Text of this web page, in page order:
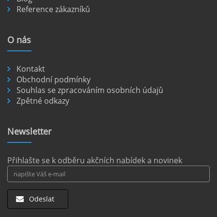
nejlépe prozkoumáte autem. Veškerá
Pronájem auta na letišti Berlín.
Letiště Berlín Brandenburg (BER) je hlavním
dopravním uzlem pro cestovatele mířící do
okolních regionech bez omezení, pronájem
číst :celý článek
Reference zákazníků
O nás
Kontakt
Obchodní podmínky
Souhlas se zpracováním osobních údajů
Zpětné odkazy
Newsletter
Přihlašte se k odběru akčních nabídek a novinek
Odeslat